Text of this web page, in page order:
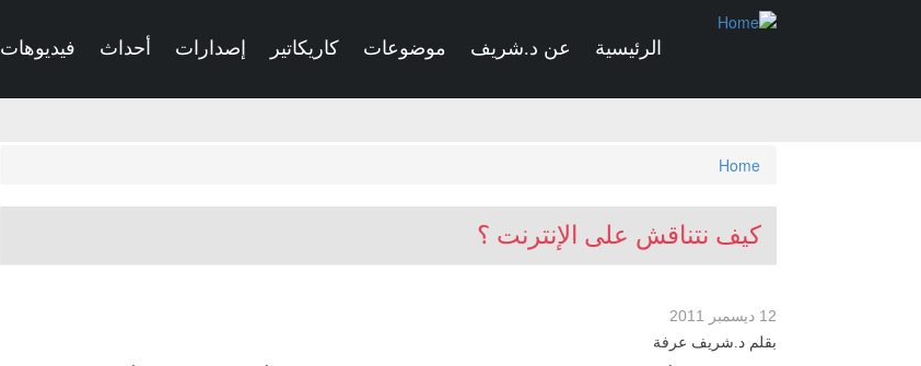
الرئيسية عن د.شريف موضوعات كاريكاتير إصدارات أحداث فيديوهات
You
are
here
Home
كيف نتناقش على الإنترنت ؟
12 ديسمبر 2011
بقلم د.شريف عرفة